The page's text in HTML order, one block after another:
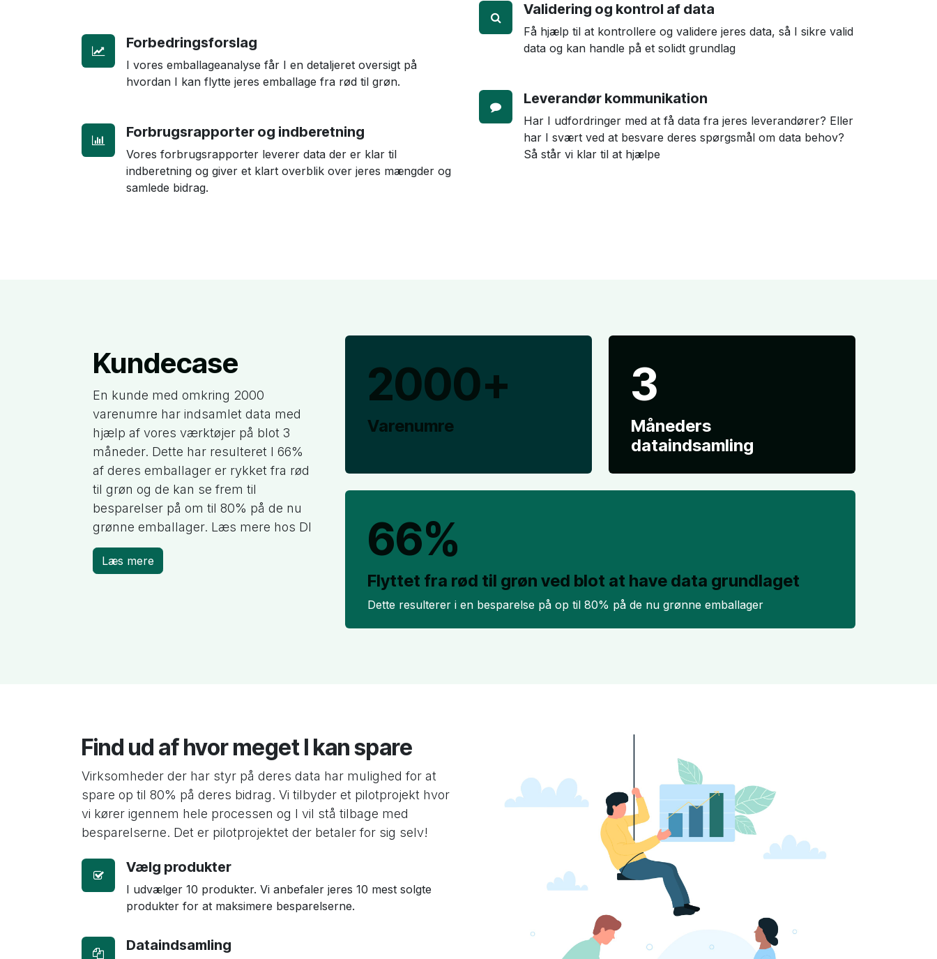
Forbedringsforslag
I vores emballageanalyse får I en detaljeret oversigt på
hvordan I kan flytte jeres emballage fra rød til grøn.
Forbrugsrapporter og indberetning
Vores forbrugsrapporter leverer data der er klar til
indberetning og giver et klart overblik over jeres mængder og
samlede bidrag.
Validering og kontrol af data
Få hjælp til at kontrollere og validere jeres data, så I sikre valid
data og kan handle på et solidt grundlag
Leverandør kommunikation
Har I udfordringer med at få data fra jeres leverandører? Eller
har I svært ved at besvare deres spørgsmål om data behov?
Så står vi klar til at hjælpe
Kundecase
En kunde med omkring 2000
varenumre har indsamlet data med
hjælp af vores værktøjer på blot 3
måneder. Dette har resulteret I 66%
af deres emballager er rykket fra rød
til grøn og de kan se frem til
besparelser på om til 80% på de nu
grønne emballager. Læs mere hos DI
Læs mere
2000+
Varenumre
3
Måneders
dataindsamling
66%
Flyttet fra rød til grøn ved blot at have data grundlaget
Dette resulterer i en besparelse på op til 80% på de nu grønne emballager
Find ud af hvor meget I kan spare
Virksomheder der har styr på deres data har mulighed for at
spare op til 80% på deres bidrag. Vi tilbyder et pilotprojekt hvor
vi kører igennem hele processen og I vil stå tilbage med
besparelserne. Det er pilotprojektet der betaler for sig selv!
Vælg produkter
I udvælger 10 produkter. Vi anbefaler jeres 10 mest solgte
produkter for at maksimere besparelserne.
Dataindsamling